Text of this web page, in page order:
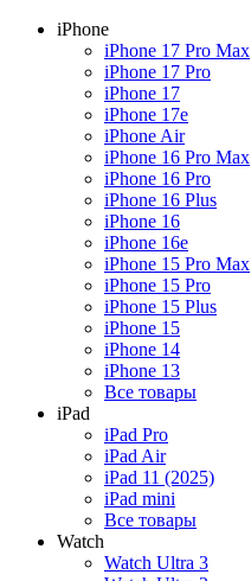
iPhone
iPhone 17 Pro Max
iPhone 17 Pro
iPhone 17
iPhone 17e
iPhone Air
iPhone 16 Pro Max
iPhone 16 Pro
iPhone 16 Plus
iPhone 16
iPhone 16e
iPhone 15 Pro Max
iPhone 15 Pro
iPhone 15 Plus
iPhone 15
iPhone 14
iPhone 13
Все товары
iPad
iPad Pro
iPad Air
iPad 11 (2025)
iPad mini
Все товары
Watch
Watch Ultra 3